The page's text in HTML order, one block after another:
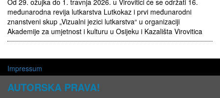
međunarodna revija lutkarstva Lutkokaz i prvi međunarodni
znanstveni skup „Vizualni jezici lutkarstva“ u organizaciji
Akademije za umjetnost i kulturu u Osijeku i Kazališta Virovitica
Impressum
AUTORSKA PRAVA!